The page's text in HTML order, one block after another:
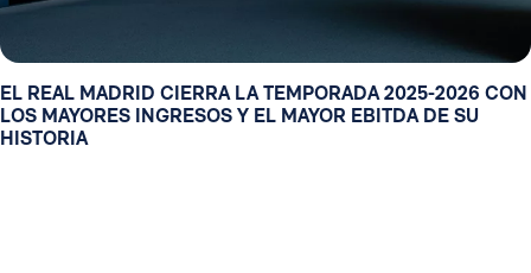
EL REAL MADRID CIERRA LA TEMPORADA 2025-2026 CON
LOS MAYORES INGRESOS Y EL MAYOR EBITDA DE SU
HISTORIA